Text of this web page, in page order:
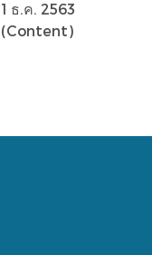
1 ธ.ค. 2563
(Content)